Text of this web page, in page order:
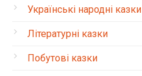
Українські народні казки
Літературні казки
Побутові казки